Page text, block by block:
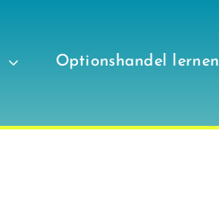
Optionshandel lernen